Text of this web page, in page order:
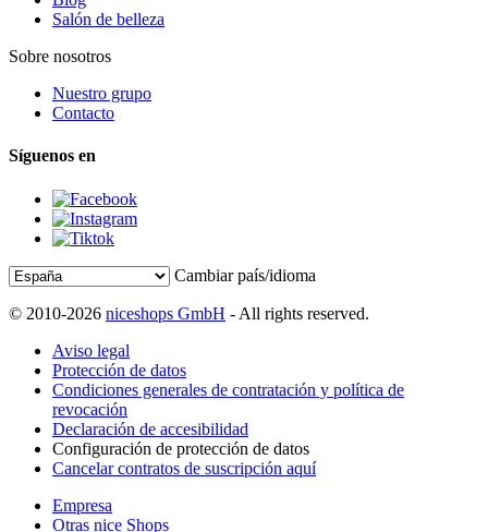
Salón de belleza
Sobre nosotros
Nuestro grupo
Contacto
Síguenos en
Cambiar país/idioma
© 2010-2026 niceshops GmbH - All rights reserved.
Aviso legal
Protección de datos
Condiciones generales de contratación y política de
revocación
Declaración de accesibilidad
Configuración de protección de datos
Cancelar contratos de suscripción aquí
Empresa
Otras nice Shops